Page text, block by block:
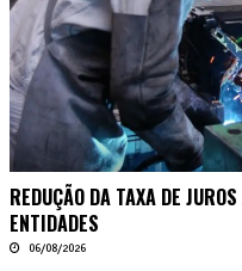
REDUÇÃO DA TAXA DE
ENTIDADES
06/08/2026